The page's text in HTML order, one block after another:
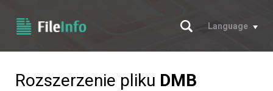
Szukaj
Language
Rozszerzenie pliku DMB